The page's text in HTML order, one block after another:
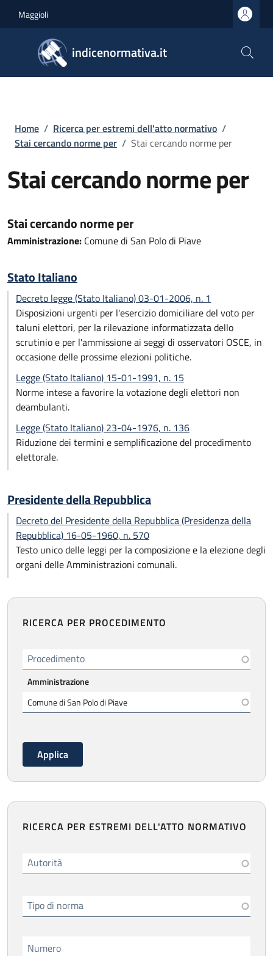
Maggioli
indicenormativa.it
Briciole di pane
Home / Ricerca per estremi dell'atto normativo /
Stai cercando norme per / Stai cercando norme per
Stai cercando norme per
Stai cercando norme per
Amministrazione: Comune di San Polo di Piave
Stato Italiano
Decreto legge (Stato Italiano) 03-01-2006, n. 1
Disposizioni urgenti per l'esercizio domiciliare del voto per
taluni elettori, per la rilevazione informatizzata dello
scrutinio e per l'ammissione ai seggi di osservatori OSCE, in
occasione delle prossime elezioni politiche.
Legge (Stato Italiano) 15-01-1991, n. 15
Norme intese a favorire la votazione degli elettori non
deambulanti.
Legge (Stato Italiano) 23-04-1976, n. 136
Riduzione dei termini e semplificazione del procedimento
elettorale.
Presidente della Repubblica
Decreto del Presidente della Repubblica (Presidenza della
Repubblica) 16-05-1960, n. 570
Testo unico delle leggi per la composizione e la elezione degli
organi delle Amministrazioni comunali.
RICERCA PER PROCEDIMENTO
Procedimento
Amministrazione
RICERCA PER ESTREMI DELL'ATTO NORMATIVO
Autorità
Tipo di norma
Numero